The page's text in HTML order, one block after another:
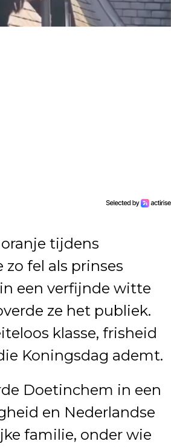
tijdens
fel als prinses
een verfijnde witte
ze het publiek.
klasse, frisheid
Koningsdag ademt.
Doetinchem in een
en Nederlandse
familie, onder wie